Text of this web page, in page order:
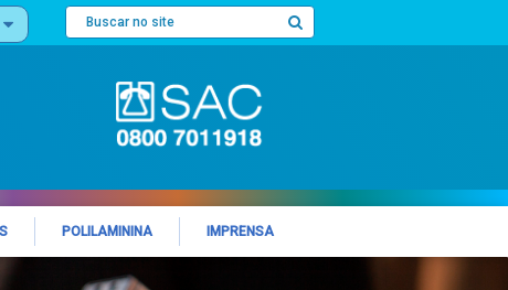
POLILAMININA IMPRENSA